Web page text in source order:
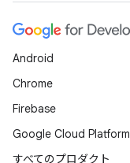
Android
Chrome
Firebase
Google Cloud Platform
すべてのプロダクト